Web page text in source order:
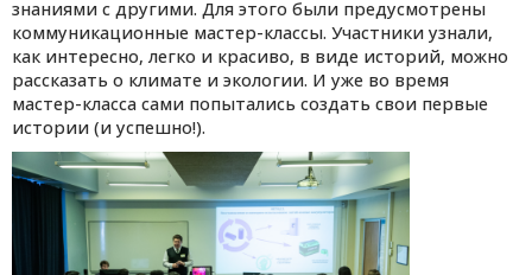
знаниями с другими. Для этого были предусмотрены
коммуникационные мастер-классы. Участники узнали,
как интересно, легко и красиво, в виде историй, можно
рассказать о климате и экологии. И уже во время
мастер-класса сами попытались создать свои первые
истории (и успешно!).